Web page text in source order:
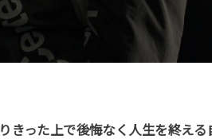
きった上で後悔なく人生を終える